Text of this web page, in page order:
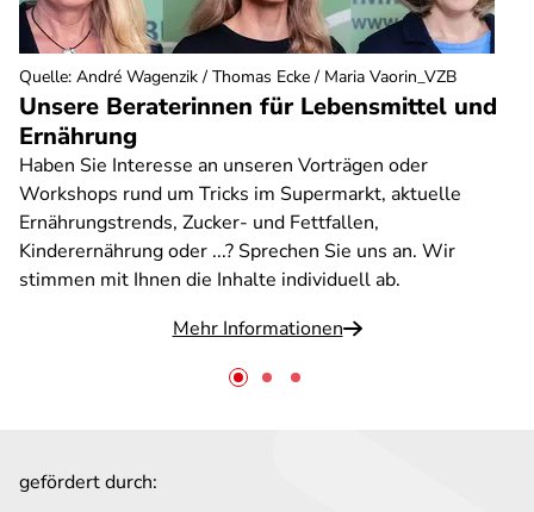
Unsere Beraterinnen für Lebensmittel und
Ernährung
Haben Sie Interesse an unseren Vorträgen oder
Workshops rund um Tricks im Supermarkt, aktuelle
Ernährungstrends, Zucker- und Fettfallen,
Kinderernährung oder ...? Sprechen Sie uns an. Wir
stimmen mit Ihnen die Inhalte individuell ab.
Mehr Informationen
Quelle: André Wagenzik / Thomas Ecke / Maria Vaorin_VZB
gefördert durch: